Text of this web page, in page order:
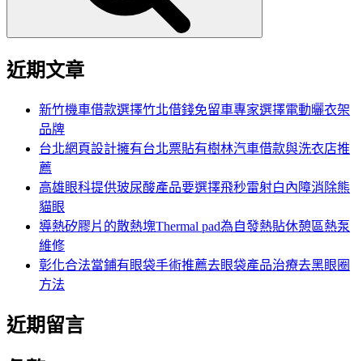
近期文章
新竹機車借款選擇竹北借錢免留車專家選擇電動曬衣架
品牌
台北網頁設計擁有台北票貼有樹林汽車借款與洗衣店推
薦
高雄眼科提供玻尿酸產品要選擇飛秒雷射白內障消除熊
貓眼
導熱矽膠片的散熱塊Thermal pad為自發熱貼休憩區熱泵
維修
彰化合法當鋪有眼袋手術推薦去眼袋產品治療去黑眼圈
方法
近期留言